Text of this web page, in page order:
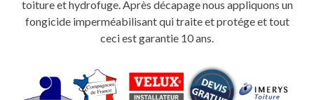
toiture et hydrofuge. Après décapage nous appliquons un
fongicide imperméabilisant qui traite et protége et tout
ceci est garantie 10 ans.